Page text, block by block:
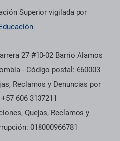
Superior vigilada por
27 #10-02 Barrio Alamos
- Código postal: 660003
Reclamos y Denuncias por
606 3137211
Quejas, Reclamos y
018000966781